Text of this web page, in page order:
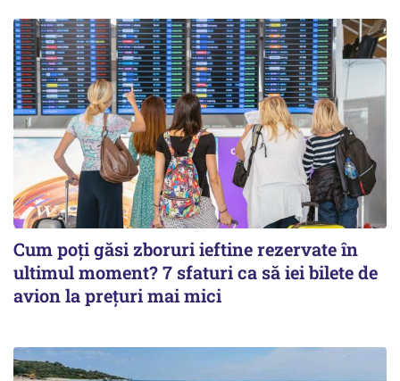
Cum poți găsi zboruri ieftine rezervate în
ultimul moment? 7 sfaturi ca să iei bilete de
avion la prețuri mai mici